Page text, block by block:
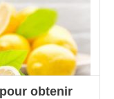
obtenir